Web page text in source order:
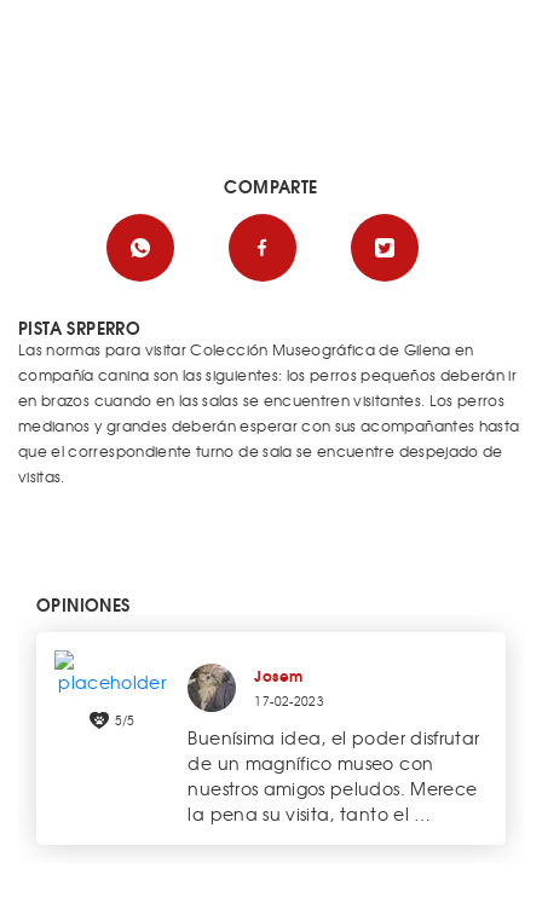
PISTA SRPERRO
Las normas para visitar Colección Museográfica de Gilena en
compañía canina son las siguientes: los perros pequeños deberán ir
en brazos cuando en las salas se encuentren visitantes. Los perros
medianos y grandes deberán esperar con sus acompañantes hasta
que el correspondiente turno de sala se encuentre despejado de
visitas.
OPINIONES
5/5
Josem
17-02-2023
Buenísima idea, el poder disfrutar
de un magnífico museo con
nuestros amigos peludos. Merece
la pena su visita, tanto el …
COMPARTE